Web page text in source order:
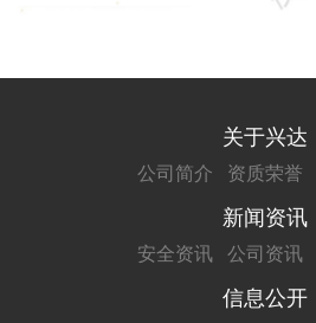
关于兴达
公司简介 资质荣誉
新闻资讯
安全资讯 公司资讯
信息公开